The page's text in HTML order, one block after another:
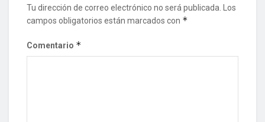
Tu dirección de correo electrónico no será publicada.
Los
campos obligatorios están marcados con *
Comentario *